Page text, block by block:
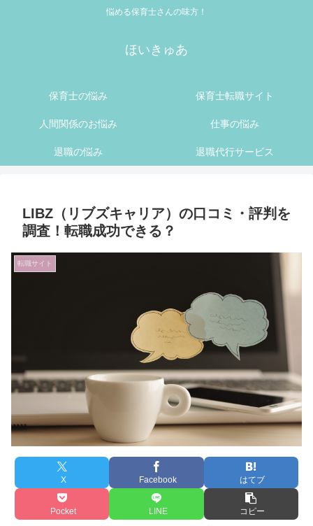
悩める保育士さんの味方！
ほいきゅあ
保育士の悩み 保育士転職サイト
人間関係のお悩み 仕事の悩み
退職の悩み 退職代行サービス
LIBZ（リブズキャリア）の口コミ・評判を
調査！転職成功できる？
転職サイト
X Facebook はてブ
Pocket LINE コピー